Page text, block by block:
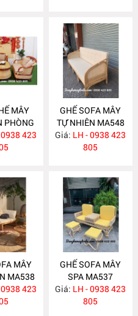
MÂY
PHÒNG
MA549423
GHẾ SOFA MÂY
TỰ NHIÊN MA548
Giá: LH - 0938 423
805
MÂY
MA538
423
GHẾ SOFA MÂY
SPA MA537
Giá: LH - 0938 423
805